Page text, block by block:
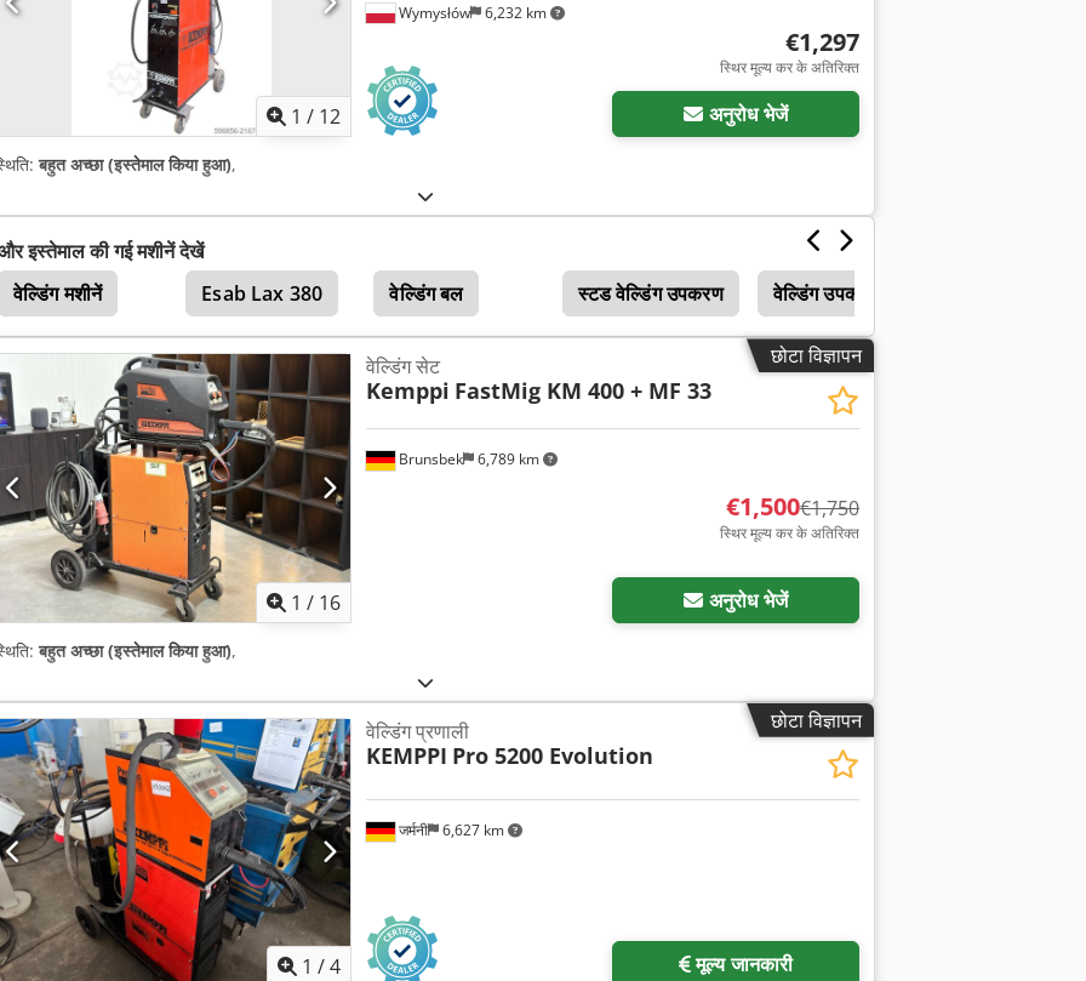
1 / 12
Wymysłów 6,232 km
€1,297
स्थिर मूल्य कर के अतिरिक्त
अनुरोध भेजें
बहुत अच्छा (इस्तेमाल किया हुआ),
इस्तेमाल की गई मशीनें देखें
वेल्डिंग मशीनें
Esab Lax 380 वेल्डिंग बल स्टड वेल्डिंग उपकरण वेल्डिंग उपकरण
छोटा विज्ञापन
1 / 16
Brunsbek 6,789 km
वेल्डिंग सेट
Kemppi FastMig KM 400 + MF 33
€1,500€1,750
स्थिर मूल्य कर के अतिरिक्त
अनुरोध भेजें
बहुत अच्छा (इस्तेमाल किया हुआ),
छोटा विज्ञापन
1 /4
जर्मनी 6,627 km
वेल्डिंग प्रणाली
KEMPPI Pro 5200 Evolution
मूल्य जानकारी